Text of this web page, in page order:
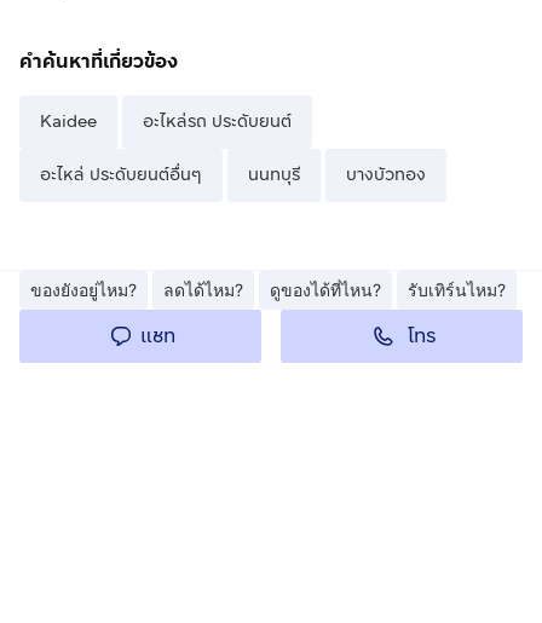
คำค้นหาที่เกี่ยวข้อง
Kaidee อะไหล่รถ ประดับยนต์
อะไหล่ ประดับยนต์อื่นๆ นนทบุรี บางบัวทอง
ของยังอยู่ไหม? ลดได้ไหม? ดูของได้ที่ไหน? รับเทิร์นไหม?
แชท โทร